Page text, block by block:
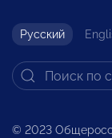
Русский
© 2023